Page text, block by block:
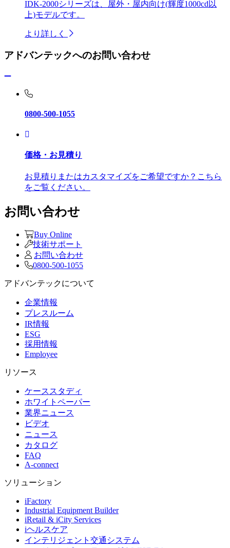
IDK-2000シリーズは、屋外・屋内向け(輝度1000cd以
上)モデルです。
より詳しく
アドバンテックへのお問い合わせ
0800-500-1055
価格・お見積り
お見積りまたはカスタマイズをご希望ですか？こちら
をご覧ください。
お問い合わせ
Buy Online
技術サポート
お問い合わせ
0800-500-1055
アドバンテックについて
企業情報
プレスルーム
IR情報
ESG
採用情報
Employee
リソース
ケーススタディ
ホワイトペーパー
業界ニュース
ビデオ
ニュース
カタログ
FAQ
A-connect
ソリューション
iFactory
Industrial Equipment Builder
iRetail & iCity Services
iヘルスケア
インテリジェント交通システム